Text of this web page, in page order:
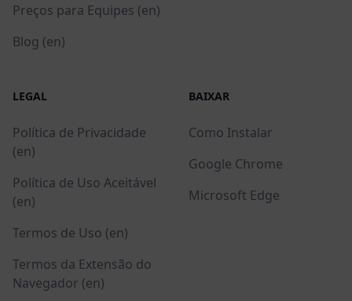
Preços para Equipes (en)
Blog (en)
LEGAL
Política de Privacidade
(en)
Política de Uso Aceitável
(en)
Termos de Uso (en)
Termos da Extensão do
Navegador (en)
BAIXAR
Como Instalar
Google Chrome
Microsoft Edge